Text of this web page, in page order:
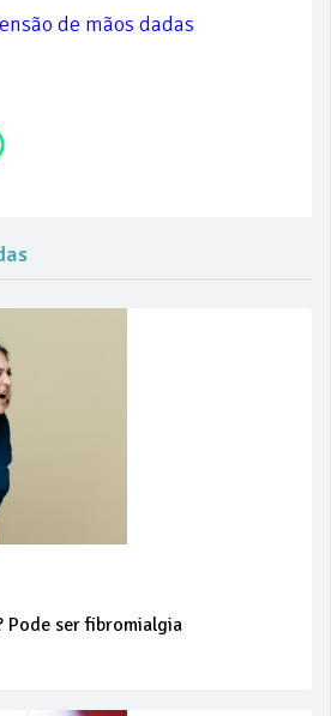
de mãos dadas
Pode ser fibromialgia